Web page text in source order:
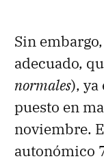
Sin
adecuado,
normales), ya
puesto en
noviembre.
autonómico